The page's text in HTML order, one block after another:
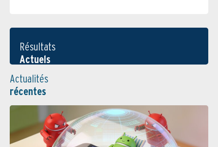
Résultats
Actuels
Actualités
récentes